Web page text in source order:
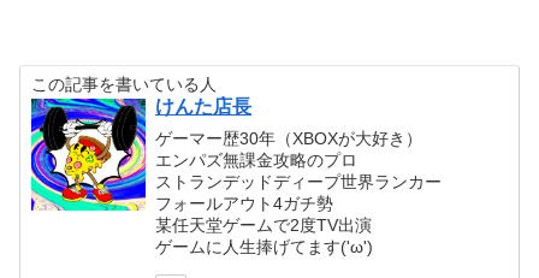
この記事を書いている人
けんた店長
ゲーマー歴30年（XBOXが大好き）
エンパズ無課金攻略のプロ
ストランデッドディープ世界ランカー
フォールアウト4ガチ勢
某任天堂ゲームで2度TV出演
ゲームに人生捧げてます('ω')